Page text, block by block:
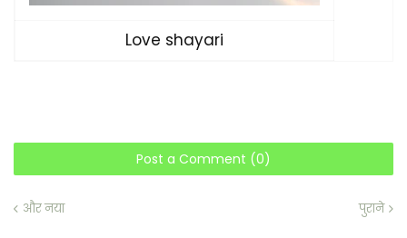
Love shayari
Post a Comment (0)
और नया पुराने